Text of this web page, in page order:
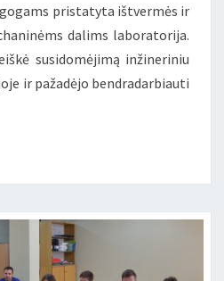
pristatyta ištvermės ir
dalims laboratorija.
susidomėjimą inžineriniu
ir pažadėjo bendradarbiauti